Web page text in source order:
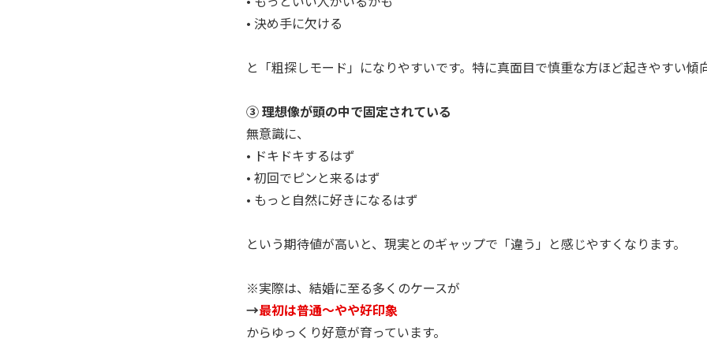
• 決め手に欠ける
と「粗探しモード」になりやすいです。特に真面目で慎重な方ほど起きやすい傾
③ 理想像が頭の中で固定されている
無意識に、
• ドキドキするはず
• 初回でピンと来るはず
• もっと自然に好きになるはず
という期待値が高いと、現実とのギャップで「違う」と感じやすくなります。
※実際は、結婚に至る多くのケースが
→最初は普通〜やや好印象
からゆっくり好意が育っています。